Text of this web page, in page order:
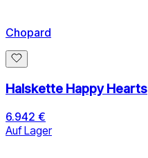
Chopard
Halskette Happy Hearts
6.942 €
Auf Lager